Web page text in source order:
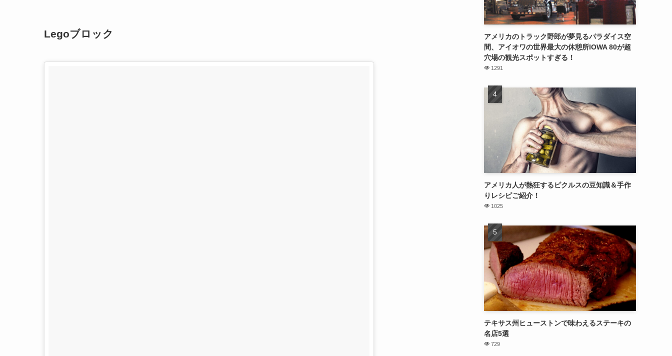
Legoブロック
アメリカのトラック野郎が夢見るパラダイス空
間、アイオワの世界最大の休憩所IOWA 80が超
穴場の観光スポットすぎる！
1291
アメリカ人が熱狂するピクルスの豆知識＆手作
りレシピご紹介！
1025
テキサス州ヒューストンで味わえるステーキの
名店5選
729